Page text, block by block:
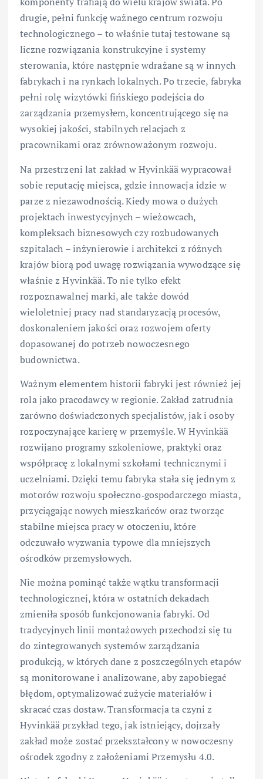
drugie, pełni funkcję ważnego centrum rozwoju
technologicznego – to właśnie tutaj testowane są
liczne rozwiązania konstrukcyjne i systemy
sterowania, które następnie wdrażane są w innych
fabrykach i na rynkach lokalnych. Po trzecie, fabryka
pełni rolę wizytówki fińskiego podejścia do
zarządzania przemysłem, koncentrującego się na
wysokiej jakości, stabilnych relacjach z
pracownikami oraz zrównoważonym rozwoju.
Na przestrzeni lat zakład w Hyvinkää wypracował
sobie reputację miejsca, gdzie innowacja idzie w
parze z niezawodnością. Kiedy mowa o dużych
projektach inwestycyjnych – wieżowcach,
kompleksach biznesowych czy rozbudowanych
szpitalach – inżynierowie i architekci z różnych
krajów biorą pod uwagę rozwiązania wywodzące się
właśnie z Hyvinkää. To nie tylko efekt
rozpoznawalnej marki, ale także dowód
wieloletniej pracy nad standaryzacją procesów,
doskonaleniem jakości oraz rozwojem oferty
dopasowanej do potrzeb nowoczesnego
budownictwa.
Ważnym elementem historii fabryki jest również jej
rola jako pracodawcy w regionie. Zakład zatrudnia
zarówno doświadczonych specjalistów, jak i osoby
rozpoczynające karierę w przemyśle. W Hyvinkää
rozwijano programy szkoleniowe, praktyki oraz
współpracę z lokalnymi szkołami technicznymi i
uczelniami. Dzięki temu fabryka stała się jednym z
motorów rozwoju społeczno‑gospodarczego miasta,
przyciągając nowych mieszkańców oraz tworząc
stabilne miejsca pracy w otoczeniu, które
odczuwało wyzwania typowe dla mniejszych
ośrodków przemysłowych.
Nie można pominąć także wątku transformacji
technologicznej, która w ostatnich dekadach
zmieniła sposób funkcjonowania fabryki. Od
tradycyjnych linii montażowych przechodzi się tu
do zintegrowanych systemów zarządzania
produkcją, w których dane z poszczególnych etapów
są monitorowane i analizowane, aby zapobiegać
błędom, optymalizować zużycie materiałów i
skracać czas dostaw. Transformacja ta czyni z
Hyvinkää przykład tego, jak istniejący, dojrzały
zakład może zostać przekształcony w nowoczesny
ośrodek zgodny z założeniami Przemysłu 4.0.